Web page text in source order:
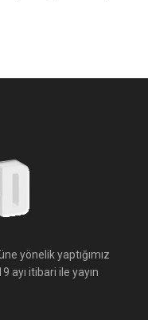
yönelik yaptığımız
ayı itibari ile yayın